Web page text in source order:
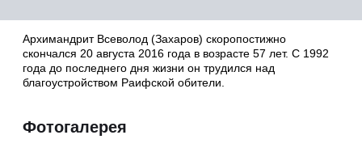
Архимандрит Всеволод (Захаров) скоропостижно
скончался 20 августа 2016 года в возрасте 57 лет. С 1992
года до последнего дня жизни он трудился над
благоустройством Раифской обители.
Фотогалерея